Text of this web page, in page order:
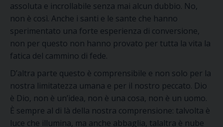
assoluta e incrollabile senza mai alcun dubbio. No,
non è così. Anche i santi e le sante che hanno
sperimentato una forte esperienza di conversione,
non per questo non hanno provato per tutta la vita la
fatica del cammino di fede.
D’altra parte questo è comprensibile e non solo per la
nostra limitatezza umana e per il nostro peccato. Dio
è Dio, non è un’idea, non è una cosa, non è un uomo.
È sempre al di là della nostra comprensione: talvolta è
luce che illumina, ma anche abbaglia, talaltra è nube